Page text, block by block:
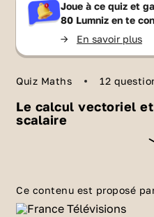
Joue à ce quiz et
80 Lumniz en te
-> En savoir plus
Quiz Maths 12
Le calcul vectoriel
scalaire
en physique car il
opération sur des
Ce contenu est proposé